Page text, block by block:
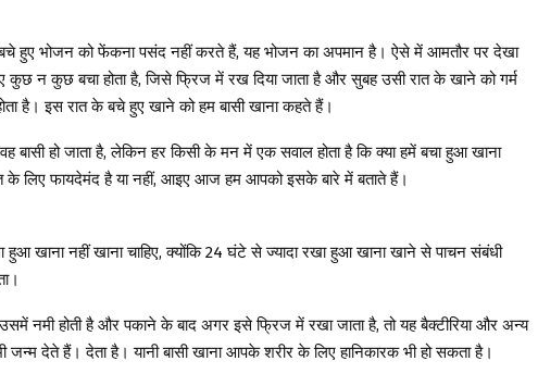
बचे हुए भोजन को फेंकना पसंद नहीं करते हैं, यह भोजन का अपमान है। ऐसे में आमतौर पर देखा
न कुछ बचा होता है, जिसे फ्रिज में रख दिया जाता है और सुबह उसी रात के खाने को गर्म
है। इस रात के बचे हुए खाने को हम बासी खाना कहते हैं।
बासी हो जाता है, लेकिन हर किसी के मन में एक सवाल होता है कि क्या हमें बचा हुआ खाना
के लिए फायदेमंद है या नहीं, आइए आज हम आपको इसके बारे में बताते हैं।
खाना नहीं खाना चाहिए, क्योंकि 24 घंटे से ज्यादा रखा हुआ खाना खाने से पाचन संबंधी
नमी होती है और पकाने के बाद अगर इसे फ्रिज में रखा जाता है, तो यह बैक्टीरिया और अन्य
जन्म देते हैं। देता है। यानी बासी खाना आपके शरीर के लिए हानिकारक भी हो सकता है।